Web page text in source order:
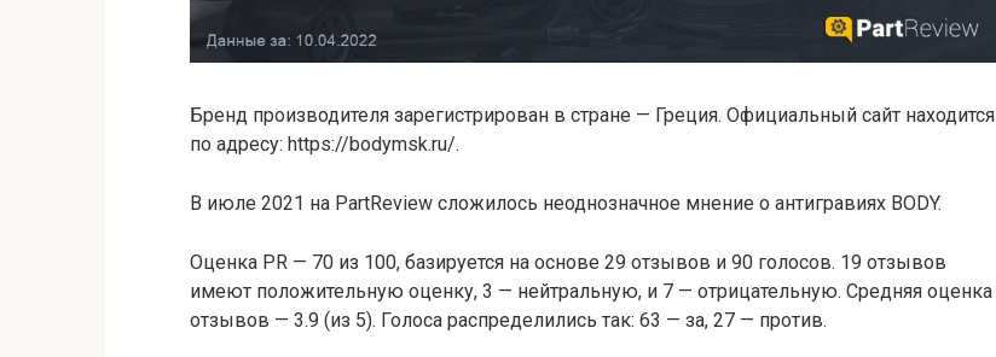
Бренд производителя зарегистрирован в стране — Греция. Официальный сайт находится
по адресу: https://bodymsk.ru/.
В июле 2021 на PartReview сложилось неоднозначное мнение о антигравиях BODY.
Оценка PR — 70 из 100, базируется на основе 29 отзывов и 90 голосов. 19 отзывов
имеют положительную оценку, 3 — нейтральную, и 7 — отрицательную. Средняя оценка
отзывов — 3.9 (из 5). Голоса распределились так: 63 — за, 27 — против.